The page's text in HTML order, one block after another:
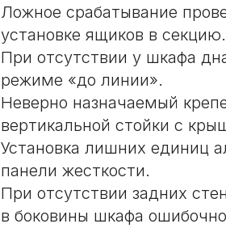
Ложное срабатывание
установке ящиков в секцию.
При отсутствии у шкафа
режиме «до линии».
Неверно назначаемый
вертикальной стойки с
Установка лишних единиц
панели жесткости.
При отсутствии задних
в боковины шкафа